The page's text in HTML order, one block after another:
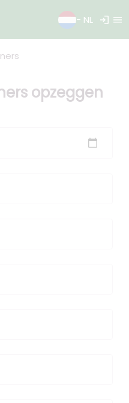
- NL login menu
opzeggen